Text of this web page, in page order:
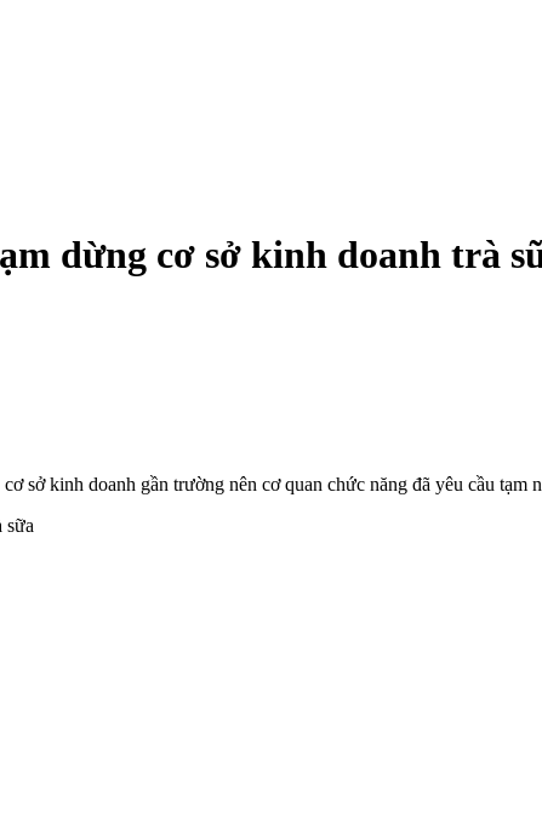
dừng cơ sở kinh doanh trà
sở kinh doanh gần trường nên cơ quan chức năng đã yêu cầu tạm